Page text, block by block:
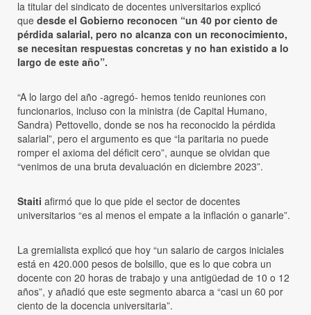
la titular del sindicato de docentes universitarios explicó
que desde el Gobierno reconocen “un 40 por ciento de
pérdida salarial, pero no alcanza con un reconocimiento,
se necesitan respuestas concretas y no han existido a lo
largo de este año”.
“A lo largo del año -agregó- hemos tenido reuniones con
funcionarios, incluso con la ministra (de Capital Humano,
Sandra) Pettovello, donde se nos ha reconocido la pérdida
salarial”, pero el argumento es que “la paritaria no puede
romper el axioma del déficit cero”, aunque se olvidan que
“venimos de una bruta devaluación en diciembre 2023”.
Staiti afirmó que lo que pide el sector de docentes
universitarios “es al menos el empate a la inflación o ganarle”.
La gremialista explicó que hoy “un salario de cargos iniciales
está en 420.000 pesos de bolsillo, que es lo que cobra un
docente con 20 horas de trabajo y una antigüedad de 10 o 12
años”, y añadió que este segmento abarca a “casi un 60 por
ciento de la docencia universitaria”.